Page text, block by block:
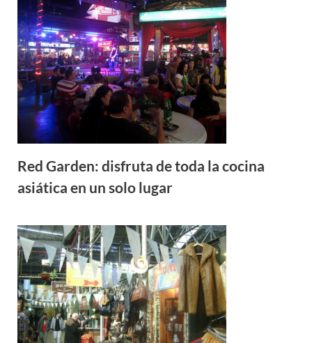
Red Garden: disfruta de toda la cocina
asiática en un solo lugar